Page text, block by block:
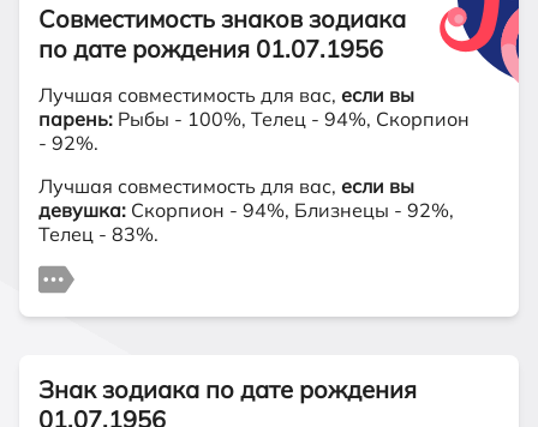
Совместимость знаков зодиака
по дате рождения 01.07.1956
Лучшая совместимость для вас, если вы
парень: Рыбы - 100%, Телец - 94%, Скорпион
- 92%.
Лучшая совместимость для вас, если вы
девушка: Скорпион - 94%, Близнецы - 92%,
Телец - 83%.
Знак зодиака по дате рождения
01.07.1956